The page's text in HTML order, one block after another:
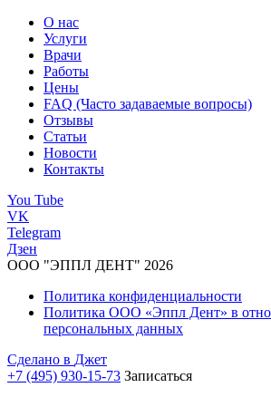
О нас
Услуги
Врачи
Работы
Цены
FAQ (Часто задаваемые вопросы)
Отзывы
Статьи
Новости
Контакты
You Tube
VK
Telegram
Дзен
ООО "ЭППЛ ДЕНТ" 2026
Политика конфиденциальности
Политика ООО «Эппл Дент» в
персональных данных
Сделано в Джет
+7 (495) 930-15-73 Записаться